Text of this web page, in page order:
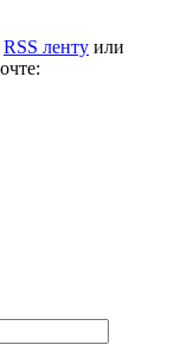
RSS ленту или